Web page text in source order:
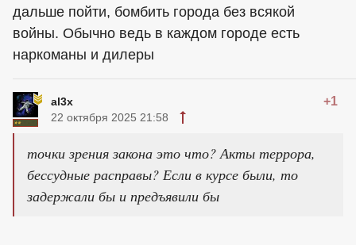
дальше пойти, бомбить города без всякой
войны. Обычно ведь в каждом городе есть
наркоманы и дилеры
al3x +1
22 октября 2025 21:58
точки зрения закона это что? Акты террора,
бессудные расправы? Если в курсе были, то
задержали бы и предъявили бы